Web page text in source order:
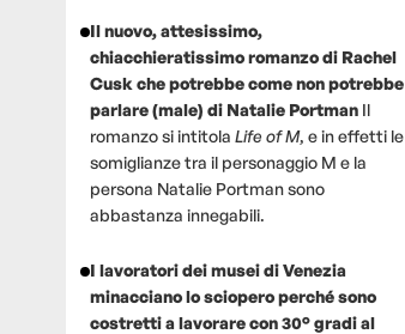
Il nuovo, attesissimo,
chiacchieratissimo romanzo di Rachel
Cusk che potrebbe come non potrebbe
parlare (male) di Natalie Portman Il
romanzo si intitola Life of M, e in effetti le
somiglianze tra il personaggio M e la
persona Natalie Portman sono
abbastanza innegabili.
I lavoratori dei musei di Venezia
minacciano lo sciopero perché sono
costretti a lavorare con 30° gradi al